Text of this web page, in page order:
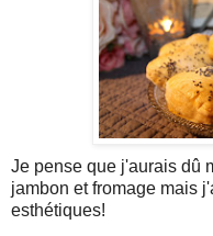
Je pense que j'aurais dû
jambon et fromage mais
esthétiques!